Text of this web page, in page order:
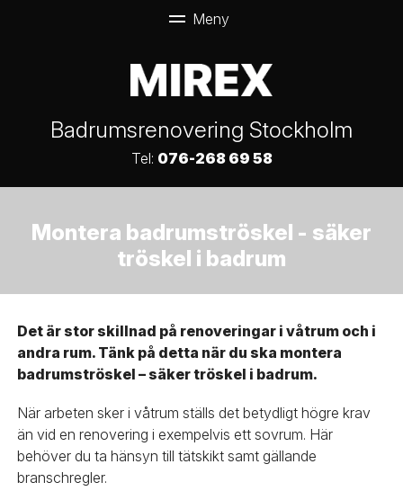
Badrumsrenovering Stockholm
Tel: 076-268 69 58
Montera badrumströskel - säker
tröskel i badrum
Det är stor skillnad på renoveringar i våtrum och i
andra rum. Tänk på detta när du ska montera
badrumströskel – säker tröskel i badrum.
När arbeten sker i våtrum ställs det betydligt högre krav
än vid en renovering i exempelvis ett sovrum. Här
behöver du ta hänsyn till tätskikt samt gällande
branschregler.